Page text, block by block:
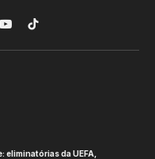
YouTubeTikTok
da UEFA,